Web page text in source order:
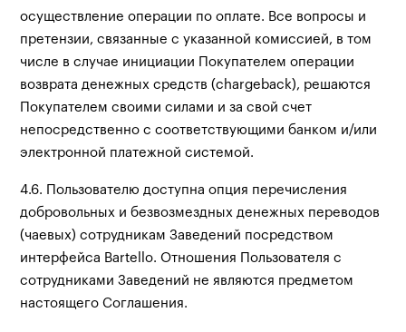
осуществление операции по оплате. Все вопросы и
претензии, связанные с указанной комиссией, в том
числе в случае инициации Покупателем операции
возврата денежных средств (chargeback), решаются
Покупателем своими силами и за свой счет
непосредственно с соответствующими банком и/или
электронной платежной системой.
4.6. Пользователю доступна опция перечисления
добровольных и безвозмездных денежных переводов
(чаевых) сотрудникам Заведений посредством
интерфейса Bartello. Отношения Пользователя с
сотрудниками Заведений не являются предметом
настоящего Соглашения.